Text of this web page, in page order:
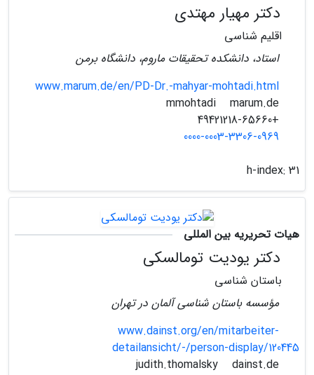
دکتر مهیار مهتدی
اقلیم شناسی
استاد، دانشکده تحقیقات ماروم، دانشگاه برمن
www.marum.de/en/PD-Dr.-mahyar-mohtadi.html
marum.de
+49421218-65660
0000-0003-3306-0969
h-index: 31
هیات تحریریه بین المللی
دکتر یودیت تومالسکی
باستان شناسی
مؤسسه باستان شناسی آلمان در تهران
www.dainst.org/en/mitarbeiter-
detailansicht/-/person-display/120445
dainst.de